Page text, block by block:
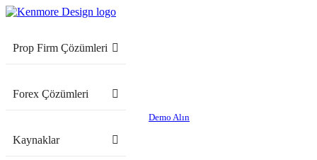
Prop Firm Çözümleri
Forex Çözümleri
Kaynaklar
Demo Alın